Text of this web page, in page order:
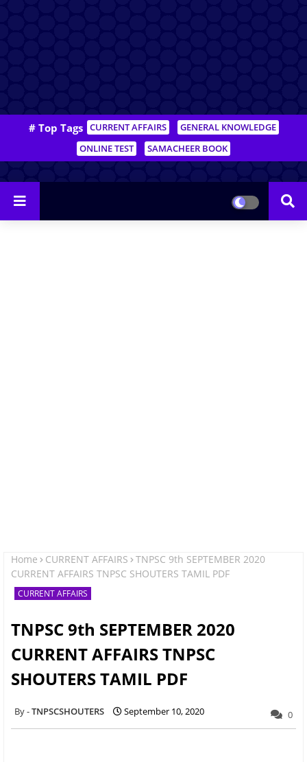
# Top Tags CURRENT AFFAIRS
GENERAL KNOWLEDGE
ONLINE TEST
SAMACHEER BOOK
Home CURRENT AFFAIRS
TNPSC 9th SEPTEMBER 2020
CURRENT AFFAIRS TNPSC SHOUTERS TAMIL PDF
CURRENT AFFAIRS
TNPSC 9th SEPTEMBER 2020
CURRENT AFFAIRS TNPSC
SHOUTERS TAMIL PDF
TNPSCSHOUTERS September 10, 2020 0